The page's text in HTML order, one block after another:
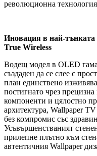
революционна
Иновация в най-
True Wireless
Водещ модел в OLED
създаден да се слее с
план единствено
постигнато чрез
компоненти и цялостно
архитектура, Wallpaper
без компромис със
Усъвършенстваният
прилепне плътно към
автентичния Wallpaper